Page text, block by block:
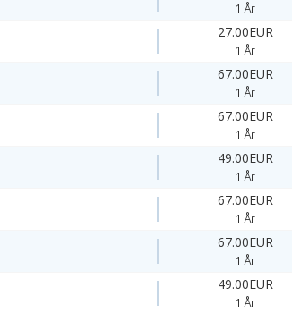
1 År
27.00EUR
1 År
67.00EUR
1 År
67.00EUR
1 År
49.00EUR
1 År
67.00EUR
1 År
67.00EUR
1 År
49.00EUR
1 År